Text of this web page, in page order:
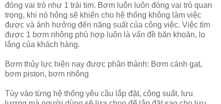
đóng vai trò như 1 trái tim. Bơm luôn luôn đóng vai trò quan
trọng, khi nó hỏng sẽ khiến cho hệ thống không làm việc
được và ảnh hưởng đến năng suất của công việc. Việc tìm
được 1 bơm nhông phù hợp luôn là vấn đề băn khoăn, lo
lắng của khách hàng.
Bơm thủy lực hiện nay được phân thành: Bơm cánh gạt,
bơm piston, bơm nhông
Tùy vào từng hệ thống yêu cầu lắp đặt, công suất, lưu